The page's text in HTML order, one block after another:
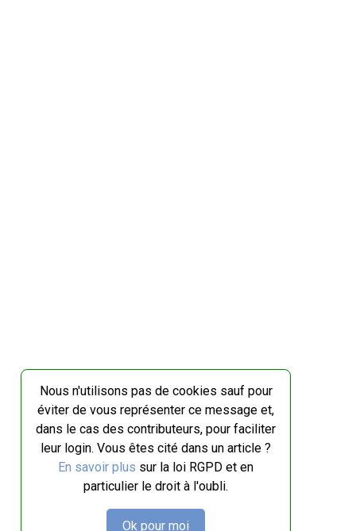
Nous n'utilisons pas de cookies sauf pour
éviter de vous représenter ce message et,
dans le cas des contributeurs, pour faciliter
leur login. Vous êtes cité dans un article ?
En savoir plus sur la loi RGPD et en
particulier le droit à l'oubli.
Ok pour moi